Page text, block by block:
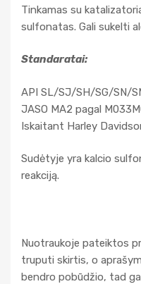
Tinkamas su
sulfonatas. Gali sukelti
Standaratai:
API SL/SJ/SH/SG/SN/
JASO MA2 pagal
Iskaitant Harley
Sudėtyje yra kalcio
reakciją.
Nuotraukoje pateiktos
truputi skirtis, o
bendro pobūdžio, tad